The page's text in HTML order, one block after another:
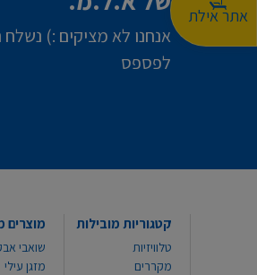
אתר אילת
אנחנו לא מציקים :)
לפספס
קטגוריות מובילות
טלוויזיות
מקררים
מוצרים
שואבי
מזגן עילי